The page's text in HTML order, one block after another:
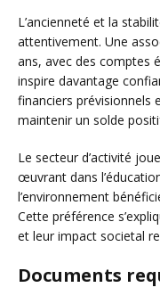
L’ancienneté et la
attentivement. Une
ans, avec des comptes
inspire davantage
financiers prévisionnels
maintenir un solde
Le secteur d’activité
œuvrant dans
l’environnement
Cette préférence
et leur impact societal
Documents